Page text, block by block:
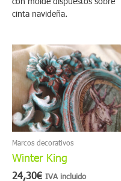
cinta navideña.
Marcos decorativos
Winter King
24,30€ IVA incluido